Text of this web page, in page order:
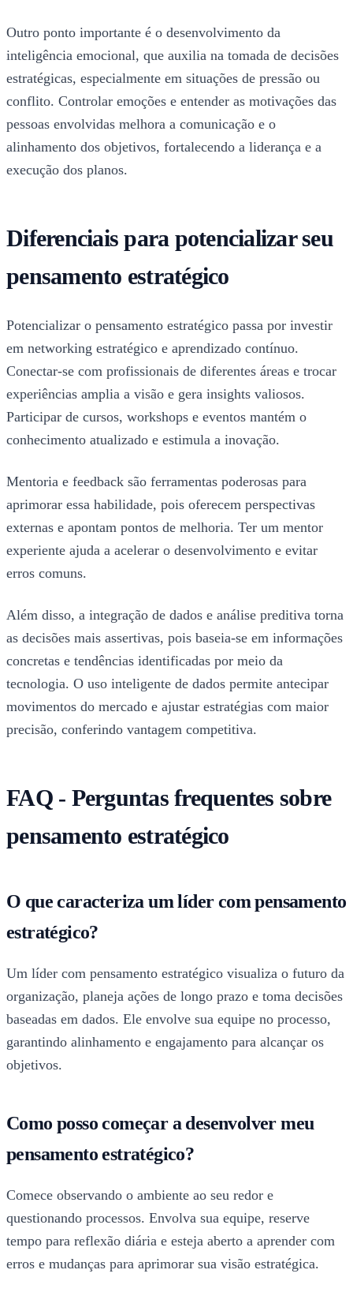
Outro ponto importante é o desenvolvimento da
inteligência emocional, que auxilia na tomada de decisões
estratégicas, especialmente em situações de pressão ou
conflito. Controlar emoções e entender as motivações das
pessoas envolvidas melhora a comunicação e o
alinhamento dos objetivos, fortalecendo a liderança e a
execução dos planos.
Diferenciais para potencializar seu
pensamento estratégico
Potencializar o pensamento estratégico passa por investir
em networking estratégico e aprendizado contínuo.
Conectar-se com profissionais de diferentes áreas e trocar
experiências amplia a visão e gera insights valiosos.
Participar de cursos, workshops e eventos mantém o
conhecimento atualizado e estimula a inovação.
Mentoria e feedback são ferramentas poderosas para
aprimorar essa habilidade, pois oferecem perspectivas
externas e apontam pontos de melhoria. Ter um mentor
experiente ajuda a acelerar o desenvolvimento e evitar
erros comuns.
Além disso, a integração de dados e análise preditiva torna
as decisões mais assertivas, pois baseia-se em informações
concretas e tendências identificadas por meio da
tecnologia. O uso inteligente de dados permite antecipar
movimentos do mercado e ajustar estratégias com maior
precisão, conferindo vantagem competitiva.
FAQ - Perguntas frequentes sobre
pensamento estratégico
O que caracteriza um líder com pensamento
estratégico?
Um líder com pensamento estratégico visualiza o futuro da
organização, planeja ações de longo prazo e toma decisões
baseadas em dados. Ele envolve sua equipe no processo,
garantindo alinhamento e engajamento para alcançar os
objetivos.
Como posso começar a desenvolver meu
pensamento estratégico?
Comece observando o ambiente ao seu redor e
questionando processos. Envolva sua equipe, reserve
tempo para reflexão diária e esteja aberto a aprender com
erros e mudanças para aprimorar sua visão estratégica.